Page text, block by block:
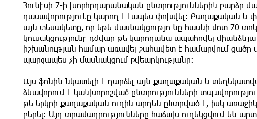
Հունիսի 7-ի խորհրդարանական ընտրություններին բարձր
դասավորությունը կարող է էապես փոխվել։ Քաղաքական և
այն տեսակետը, որ եթե մասնակցությունը հասնի մոտ 70
կուսակցությունը դժվար թե կարողանա ապահովել
իշխանության համար առավել շահավետ է համարվում ցածր
պարզապես չի մասնակցում քվեարկությանը։
Այս ֆոնին նկատելի է դարձել այն քաղաքական և
ձևավորում է կանխորոշված ընտրությունների
թե երկրի քաղաքական ուղին արդեն ընտրված է, իսկ
բերել։ Այդ տրամադրությունները հաճախ ուղեկցվում են